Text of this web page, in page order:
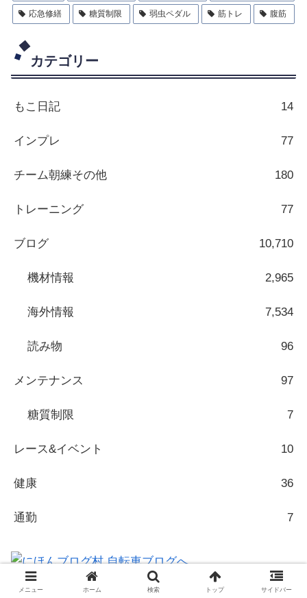
応急修繕 糖質制限 弱虫ペダル 筋トレ 腹筋
カテゴリー
もこ日記 14
インプレ 77
チーム朝練その他 180
トレーニング 77
ブログ 10,710
機材情報 2,965
海外情報 7,534
読み物 96
メンテナンス 97
糖質制限 7
レース&イベント 10
健康 36
通勤 7
にほんブログ村
メニュー ホーム 検索 トップ サイドバー